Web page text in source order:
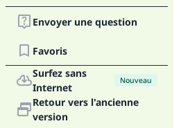
Envoyer une question
Favoris
Surfez sans
Internet
Nouveau
Retour vers l'ancienne
version